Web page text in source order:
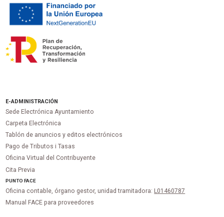
E-ADMINISTRACIÓN
Sede Electrónica Ayuntamiento
Carpeta Electrónica
Tablón de anuncios y editos electrónicos
Pago de Tributos i Tasas
Oficina Virtual del Contribuyente
Cita Previa
PUNTOFACE
Oficina contable, órgano gestor, unidad tramitadora: L01460787
Manual FACE para proveedores